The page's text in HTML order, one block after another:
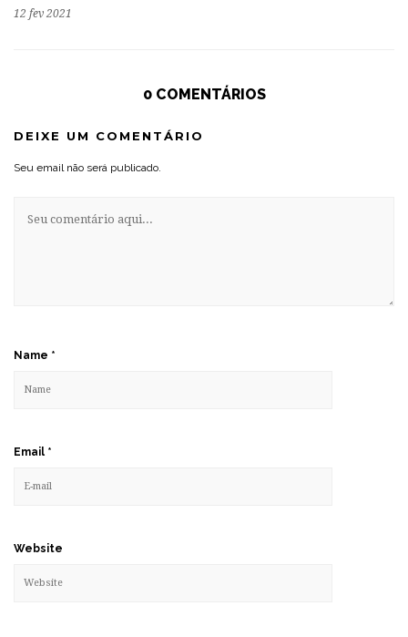
12 fev 2021
0 COMENTÁRIOS
DEIXE UM COMENTÁRIO
Seu email não será publicado.
Name *
Email *
Website